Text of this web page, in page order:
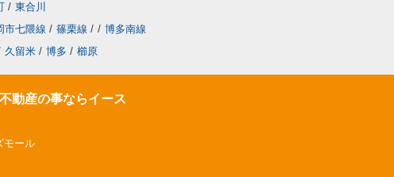
/ 東合川
市七隈線 / 篠栗線 / / 博多南線
久留米 / 博多 / 櫛原
動産の事ならイース
モール